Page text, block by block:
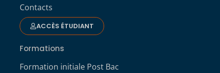
Contacts
ACCÈS ÉTUDIANT
Formations
Formation initiale Post Bac